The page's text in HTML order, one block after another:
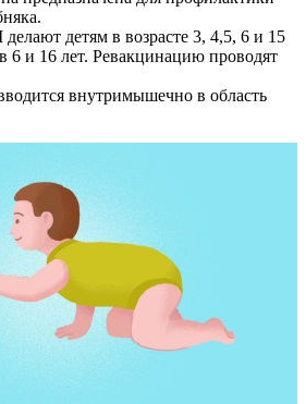
детям в возрасте 3, 4,5, 6 и 15
6 и 16 лет. Ревакцинацию проводят
внутримышечно в область